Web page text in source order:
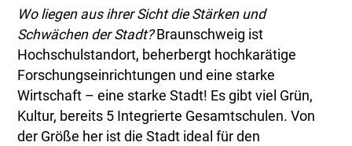
Wo liegen aus ihrer Sicht die Stärken und
Schwächen der Stadt? Braunschweig ist
Hochschulstandort, beherbergt hochkarätige
Forschungseinrichtungen und eine starke
Wirtschaft – eine starke Stadt! Es gibt viel Grün,
Kultur, bereits 5 Integrierte Gesamtschulen. Von
der Größe her ist die Stadt ideal für den